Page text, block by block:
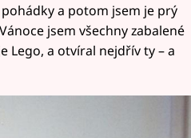
a potom jsem je prý
jsem všechny zabalené
Lego, a otvíral nejdřív ty – a